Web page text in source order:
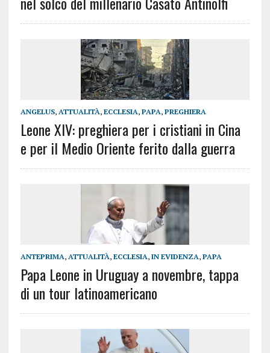
ANGELUS, ATTUALITÀ, ECCLESIA, PAPA, PREGHIERA
Leone XIV: preghiera per i cristiani in Cina
e per il Medio Oriente ferito dalla guerra
ANTEPRIMA, ATTUALITÀ, ECCLESIA, IN EVIDENZA, PAPA
Papa Leone in Uruguay a novembre, tappa
di un tour latinoamericano